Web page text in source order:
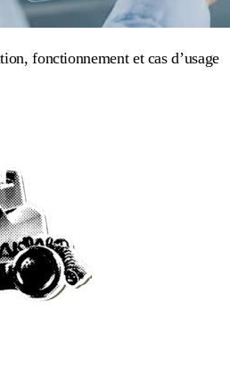
fonctionnement et cas d’usage